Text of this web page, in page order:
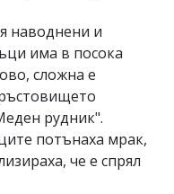
наводнени и
има в посока
сложна е
рудник".
потънаха мрак,
че е спрял